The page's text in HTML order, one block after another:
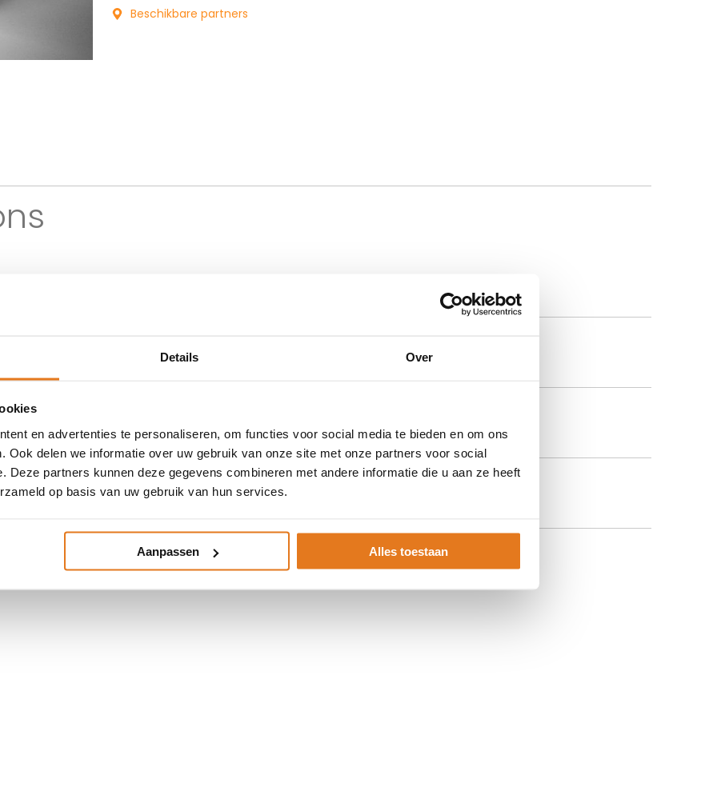
Details Over
en advertenties te personaliseren, om functies voor social media te bieden en om ons
Ook delen we informatie over uw gebruik van onze site met onze partners voor social
Deze partners kunnen deze gegevens combineren met andere informatie die u aan ze heeft
op basis van uw gebruik van hun services.
Aanpassen Alles toestaan
Beschikbare partners
gas of met een warmtepomp?
warmtepomp te nemen?
op dit moment?
in 2026?